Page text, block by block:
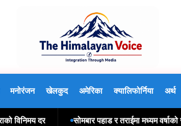
मनोरंजन खेलकुद अमेरिका क्यालिफोर्निया अर्थ
दर सोमबार पहाड र तराईमा मध्यम वर्षाको